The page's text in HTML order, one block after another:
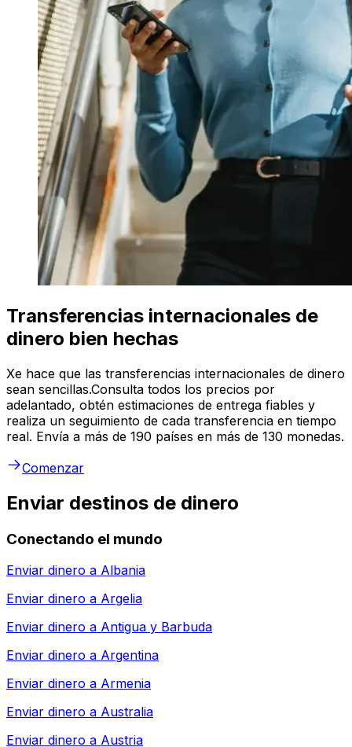
Transferencias internacionales de
dinero bien hechas
Xe hace que las transferencias internacionales de dinero
sean sencillas.Consulta todos los precios por
adelantado, obtén estimaciones de entrega fiables y
realiza un seguimiento de cada transferencia en tiempo
real. Envía a más de 190 países en más de 130 monedas.
Comenzar
Enviar destinos de dinero
Conectando el mundo
Enviar dinero a Albania
Enviar dinero a Argelia
Enviar dinero a Antigua y Barbuda
Enviar dinero a Argentina
Enviar dinero a Armenia
Enviar dinero a Australia
Enviar dinero a Austria